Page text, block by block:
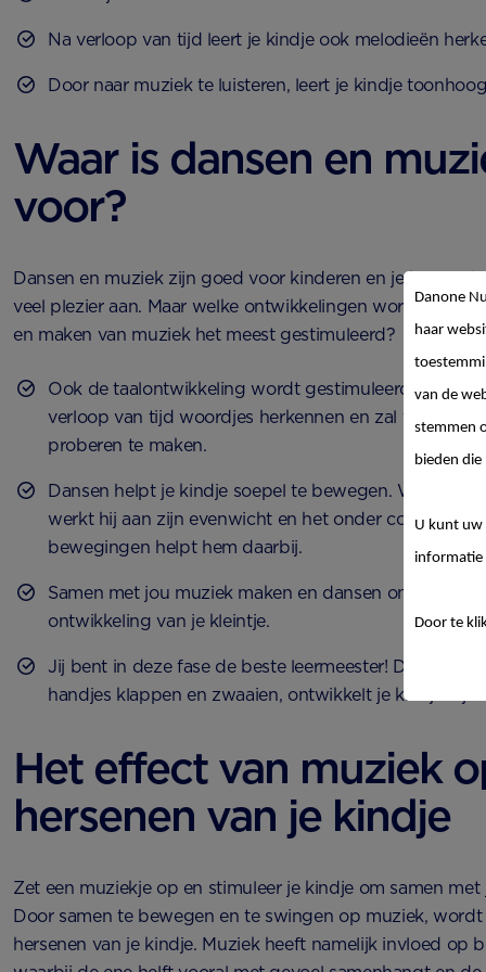
Na verloop van tijd leert je kindje ook melodieën
Door naar muziek te luisteren, leert je kindje
Waar is dansen en
voor?
Dansen en muziek zijn goed voor kinderen en je kleintje
veel plezier aan. Maar welke ontwikkelingen worden
en maken van muziek het meest gestimuleerd?
Ook de taalontwikkeling wordt gestimuleerd. Je
verloop van tijd woordjes herkennen en zal van
proberen te maken.
Dansen helpt je kindje soepel te bewegen. Wanneer
werkt hij aan zijn evenwicht en het onder controle
bewegingen helpt hem daarbij.
Samen met jou muziek maken en dansen
ontwikkeling van je kleintje.
Jij bent in deze fase de beste leermeester! Door
handjes klappen en zwaaien, ontwikkelt je kindje zijn
Het effect van muziek
hersenen van je kindje
Zet een muziekje op en stimuleer je kindje om samen
Door samen te bewegen en te swingen op muziek,
hersenen van je kindje. Muziek heeft namelijk invloed op
Danone
haar
van de
stemmen
bieden
U kunt uw
informatie
Door te